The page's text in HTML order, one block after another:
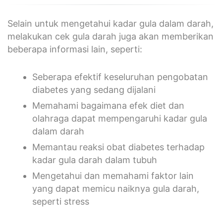
Selain untuk mengetahui kadar gula dalam darah,
melakukan cek gula darah juga akan memberikan
beberapa informasi lain, seperti:
Seberapa efektif keseluruhan pengobatan
diabetes yang sedang dijalani
Memahami bagaimana efek diet dan
olahraga dapat mempengaruhi kadar gula
dalam darah
Memantau reaksi obat diabetes terhadap
kadar gula darah dalam tubuh
Mengetahui dan memahami faktor lain
yang dapat memicu naiknya gula darah,
seperti stress